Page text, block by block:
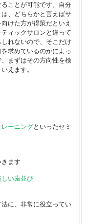
ことが可能です。自分
、どちらかと言えばサ
けた方が得策だといえ
ィックサロンと違って
れないので、そこだけ
求めているのかによっ
まずはその方向性を検
えます。
レーニングといったセミ
ます
い歯並び
に、非常に役立ってい